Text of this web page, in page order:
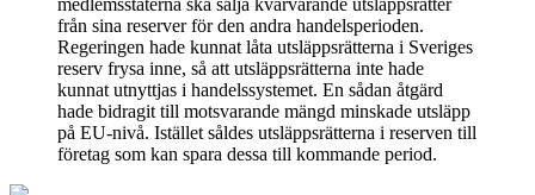
från sina reserver för den andra handelsperioden.
Regeringen hade kunnat låta utsläppsrätterna i Sveriges
reserv frysa inne, så att utsläppsrätterna inte hade
kunnat utnyttjas i handelssystemet. En sådan åtgärd
hade bidragit till motsvarande mängd minskade utsläpp
på EU-nivå. Istället såldes utsläppsrätterna i reserven till
företag som kan spara dessa till kommande period.